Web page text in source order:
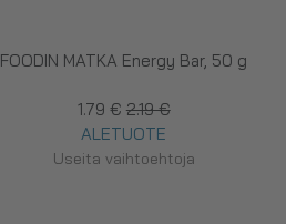
FOODIN MATKA Energy Bar, 50 g
1.79 € 2.19 €
ALETUOTE
Useita vaihtoehtoja